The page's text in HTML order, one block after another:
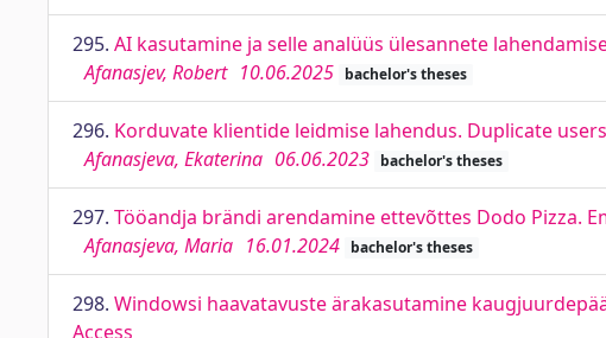
295. AI kasutamine ja selle analüüs ülesannete
Afanasjev, Robert 10.06.2025 bachelor's theses
296. Korduvate klientide leidmise lahendus. Duplicate
Afanasjeva, Ekaterina 06.06.2023 bachelor's theses
297. Tööandja brändi arendamine ettevõttes Dodo Pizza.
Afanasjeva, Maria 16.01.2024 bachelor's theses
298. Windowsi haavatavuste ärakasutamine
Access